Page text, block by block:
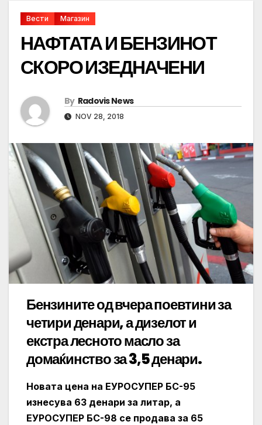
Вести Магазин
НАФТАТА И БЕНЗИНОТ
СКОРО ИЗЕДНАЧЕНИ
By Radovis News
NOV 28, 2018
Бензините од вчера поевтини за
четири денари, а дизелот и
екстра лесното масло за
домаќинство за 3,5 денари.
Новата цена на ЕУРОСУПЕР БС-95
изнесува 63 денари за литар, а
ЕУРОСУПЕР БС-98 се продава за 65